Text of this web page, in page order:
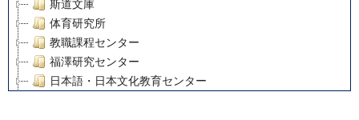
斯道文庫
体育研究所
教職課程センター
福澤研究センター
日本語・日本文化教育センター